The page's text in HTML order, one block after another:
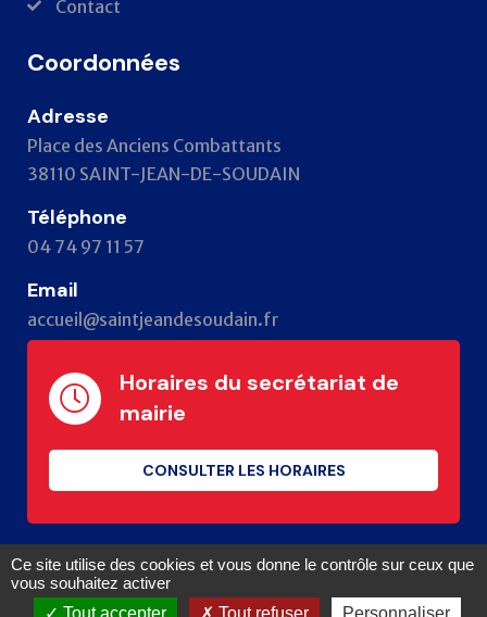
Contact
Coordonnées
Adresse
Place des Anciens Combattants
38110 SAINT-JEAN-DE-SOUDAIN
Téléphone
04 74 97 11 57
Email
accueil@saintjeandesoudain.fr
Horaires du secrétariat de
mairie
CONSULTER LES HORAIRES
St-Jean-de-Soudain © 2024
Ce site utilise des cookies et vous donne le contrôle sur ceux que
vous souhaitez activer
Tout accepter
Tout refuser Personnaliser